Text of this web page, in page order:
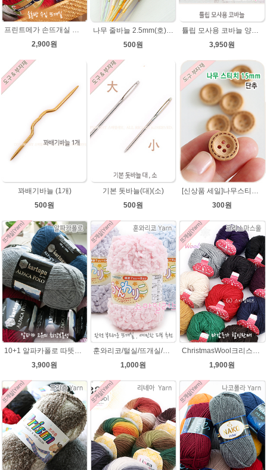
프린트메가 손뜨개실 모자뜨기 뜨개질 목도리털실 뜨개실
2,900원
나무 줄바늘 2.5mm(호)~12mm(호) 대바늘 나무바늘 뜨개용품 뜨개도구
500원
튤립 모사용 코바늘 양코바늘 튤립코바늘
3,950원
꽈배기바늘 (1개)
500원
기본 돗바늘(대)(소)
500원
300원
3,900원
훈와리코/털실/뜨개실/뜨개질실/손뜨개실/목도리털실/뜨게실/뜨게질/손뜨개질실
1,000원
1,900원